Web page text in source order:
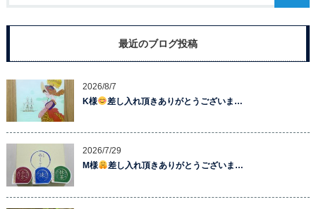
最近のブログ投稿
2026/8/7
K様
差し入れ頂きありがとうございま…
2026/7/29
M様
差し入れ頂きありがとうございま…